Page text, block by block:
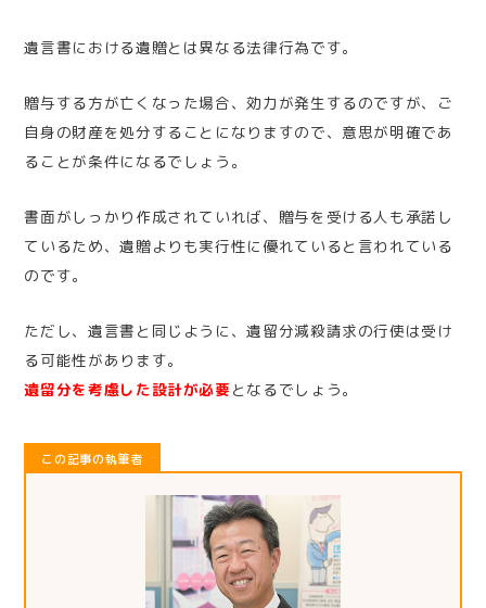
遺言書における遺贈とは異なる法律行為です。
贈与する方が亡くなった場合、効力が発生するのですが、ご
自身の財産を処分することになりますので、意思が明確であ
ることが条件になるでしょう。
書面がしっかり作成されていれば、贈与を受ける人も承諾し
ているため、遺贈よりも実行性に優れていると言われている
のです。
ただし、遺言書と同じように、遺留分減殺請求の行使は受け
る可能性があります。
遺留分を考慮した設計が必要 となるでしょう。
この記事の執筆者